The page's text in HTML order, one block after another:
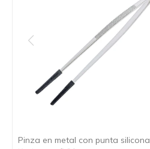
Pinza en metal con punta silicona